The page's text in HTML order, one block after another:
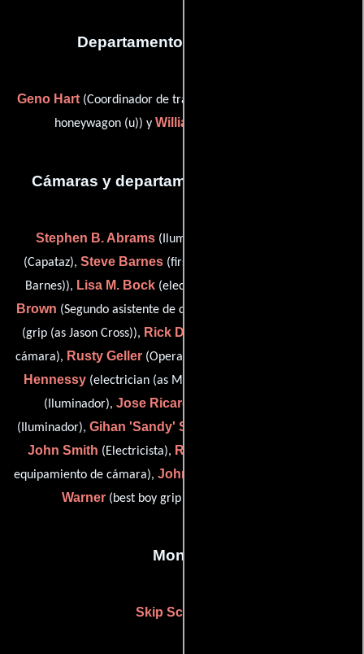
Departamento de transporte
Geno Hart(Coordinador de transporte),
honeywagon (u)) y William R. Peck
Cámaras y departamento de electricidad
Stephen B. Abrams(Iluminador),
(Capataz), Steve Barnes (first assistant camera (as Steven
Barnes)), Lisa M. Bock (electrician (as Lisa Bock)),
Brown (Segundo asistente de cámara),
(grip (as Jason Cross)), Rick Drapkin
cámara), Rusty Geller (Operador de Steadicam),
Hennessy (electrician (as Mike Hennessy)),
(Iluminador), Jose Ricardo 'Stickshift' Martinez
(Iluminador), Gihan 'Sandy' Seneviratne
John Smith (Electricista), Rick Stribling
equipamiento de cámara), John Thorpe
Warner(best boy grip (as John 'JW' Warner))
Montaje
Skip Schoolnik